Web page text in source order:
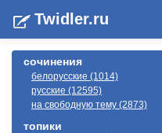
Twidler.ru
сочинения
белорусские (1014)
русские (12595)
на свободную тему (2873)
топики